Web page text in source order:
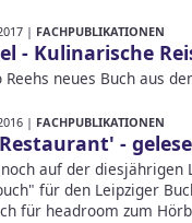
| FACHPUBLIKATIONEN
- Kulinarische
Reehs neues Buch aus
| FACHPUBLIKATIONEN
-
noch auf der diesjährigen
für den Leipziger
für headroom zum